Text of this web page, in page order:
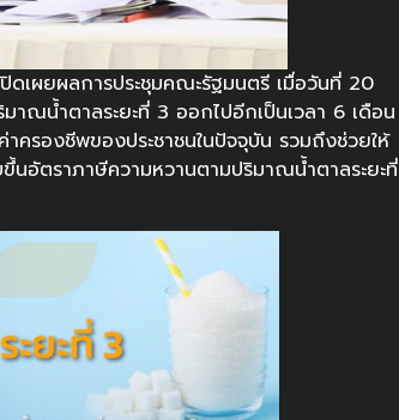
ปิดเผยผลการประชุมคณะรัฐมนตรี เมื่อวันที่ 20
าณน้ำตาลระยะที่ 3 ออกไปอีกเป็นเวลา 6 เดือน
ครองชีพของประชาชนในปัจจุบัน รวมถึงช่วยให้
ขึ้นอัตราภาษีความหวานตามปริมาณน้ำตาลระยะที่